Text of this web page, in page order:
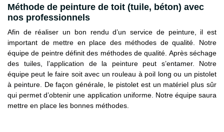
Méthode de peinture de toit (tuile, béton) avec
nos professionnels
Afin de réaliser un bon rendu d’un service de peinture, il est
important de mettre en place des méthodes de qualité. Notre
équipe de peintre définit des méthodes de qualité. Après séchage
des tuiles, l’application de la peinture peut s’entamer. Notre
équipe peut le faire soit avec un rouleau à poil long ou un pistolet
à peinture. De façon générale, le pistolet est un matériel plus sûr
qui permet d’obtenir une application uniforme. Notre équipe saura
mettre en place les bonnes méthodes.